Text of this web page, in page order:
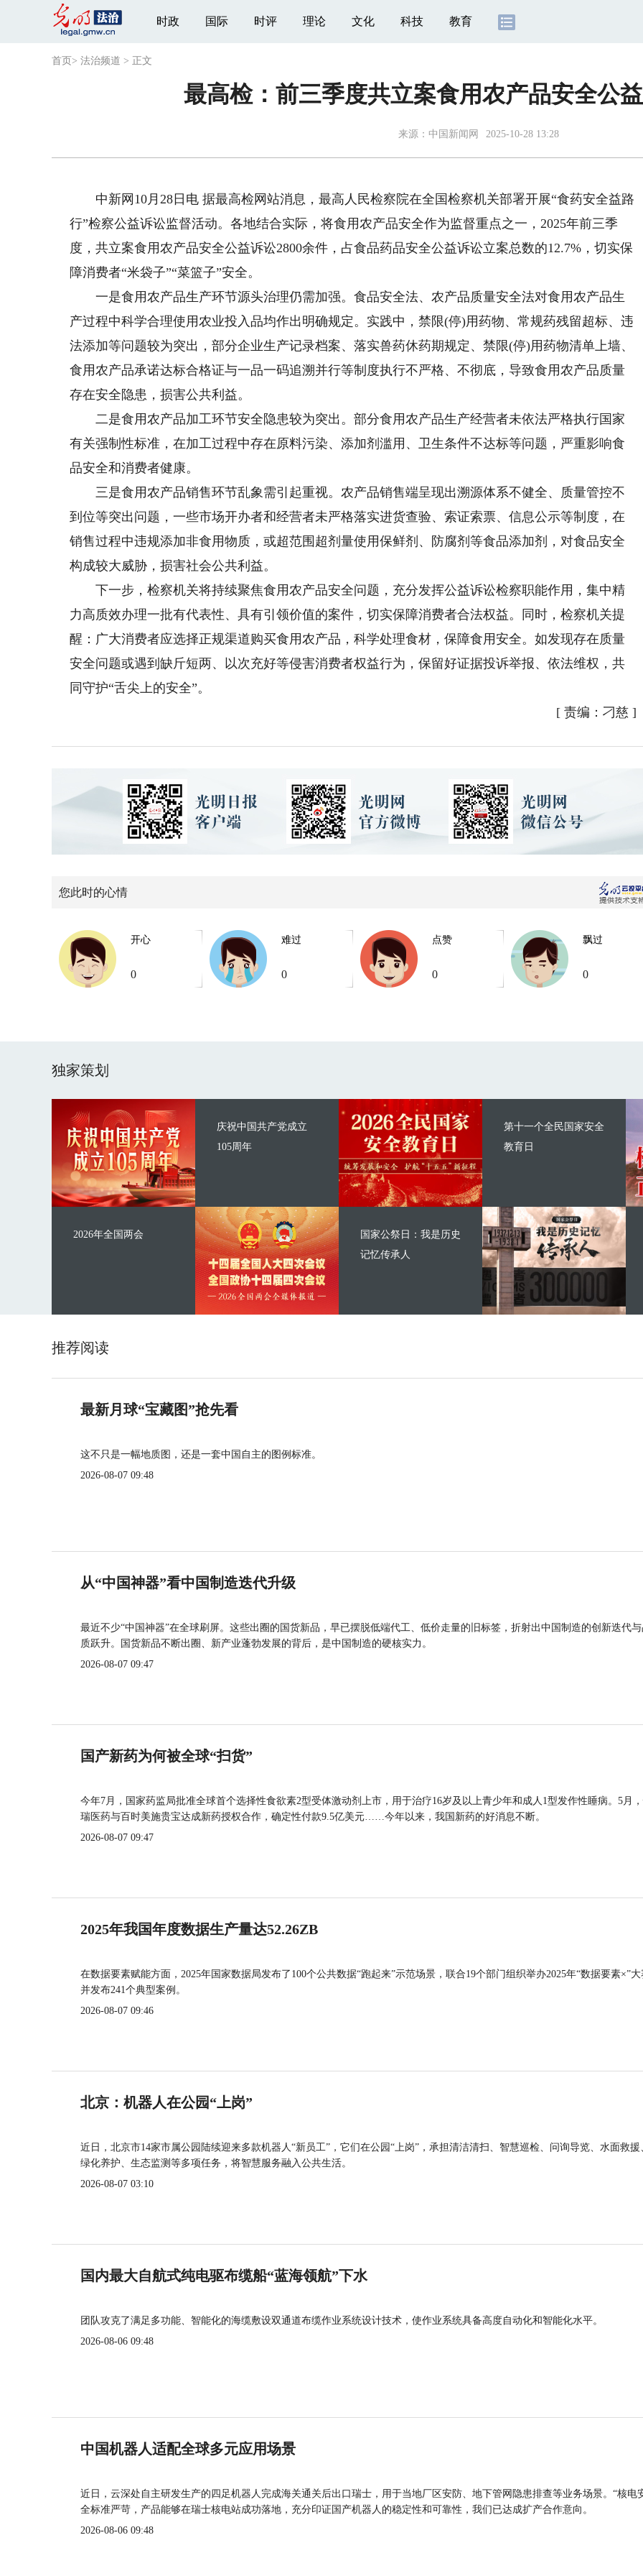
时政 国际 时评 理论 文化 科技 教育
首页 > 法治频道 > 正文
最高检：前三季度共立案食用农产品安全公
来源： 中国新闻网 2025-10-28 13:28
中新网10月28日电 据最高检网站消息，最高人民检察院在全国检察机关部署开展“食药安全益路
行”检察公益诉讼监督活动。各地结合实际，将食用农产品安全作为监督重点之一，2025年前三季
度，共立案食用农产品安全公益诉讼2800余件，占食品药品安全公益诉讼立案总数的12.7%，切实保
障消费者“米袋子”“菜篮子”安全。
一是食用农产品生产环节源头治理仍需加强。食品安全法、农产品质量安全法对食用农产品生
产过程中科学合理使用农业投入品均作出明确规定。实践中，禁限(停)用药物、常规药残留超标、违
法添加等问题较为突出，部分企业生产记录档案、落实兽药休药期规定、禁限(停)用药物清单上墙、
食用农产品承诺达标合格证与一品一码追溯并行等制度执行不严格、不彻底，导致食用农产品质量
存在安全隐患，损害公共利益。
二是食用农产品加工环节安全隐患较为突出。部分食用农产品生产经营者未依法严格执行国家
有关强制性标准，在加工过程中存在原料污染、添加剂滥用、卫生条件不达标等问题，严重影响食
品安全和消费者健康。
三是食用农产品销售环节乱象需引起重视。农产品销售端呈现出溯源体系不健全、质量管控不
到位等突出问题，一些市场开办者和经营者未严格落实进货查验、索证索票、信息公示等制度，在
销售过程中违规添加非食用物质，或超范围超剂量使用保鲜剂、防腐剂等食品添加剂，对食品安全
构成较大威胁，损害社会公共利益。
下一步，检察机关将持续聚焦食用农产品安全问题，充分发挥公益诉讼检察职能作用，集中精
力高质效办理一批有代表性、具有引领价值的案件，切实保障消费者合法权益。同时，检察机关提
醒：广大消费者应选择正规渠道购买食用农产品，科学处理食材，保障食用安全。如发现存在质量
安全问题或遇到缺斤短两、以次充好等侵害消费者权益行为，保留好证据投诉举报、依法维权，共
同守护“舌尖上的安全”。
[ 责编：刁慈 ]
您此时的心情
开心
0
难过
0
点赞
0
飘过
0
独家策划
庆祝中国共产党成立
105周年
2026年全国两会
第十一个全民国家安全
教育日
国家公祭日：我是历史
记忆传承人
推荐阅读
最新月球“宝藏图”抢先看
这不只是一幅地质图，还是一套中国自主的图例标准。
2026-08-07 09:48
从“中国神器”看中国制造迭代升级
最近不少“中国神器”在全球刷屏。这些出圈的国货新品，早已摆脱低端代工、低价走量的旧标签，折射出中国制造的创新迭代
质跃升。国货新品不断出圈、新产业蓬勃发展的背后，是中国制造的硬核实力。
2026-08-07 09:47
国产新药为何被全球“扫货”
今年7月，国家药监局批准全球首个选择性食欲素2型受体激动剂上市，用于治疗16岁及以上青少年和成人1型发作性睡病。5月
瑞医药与百时美施贵宝达成新药授权合作，确定性付款9.5亿美元……今年以来，我国新药的好消息不断。
2026-08-07 09:47
2025年我国年度数据生产量达52.26ZB
在数据要素赋能方面，2025年国家数据局发布了100个公共数据“跑起来”示范场景，联合19个部门组织举办2025年“数据要素×”大
并发布241个典型案例。
2026-08-07 09:46
北京：机器人在公园“上岗”
近日，北京市14家市属公园陆续迎来多款机器人“新员工”，它们在公园“上岗”，承担清洁清扫、智慧巡检、问询导览、水面救援
绿化养护、生态监测等多项任务，将智慧服务融入公共生活。
2026-08-07 03:10
国内最大自航式纯电驱布缆船“蓝海领航”下水
团队攻克了满足多功能、智能化的海缆敷设双通道布缆作业系统设计技术，使作业系统具备高度自动化和智能化水平。
2026-08-06 09:48
中国机器人适配全球多元应用场景
近日，云深处自主研发生产的四足机器人完成海关通关后出口瑞士，用于当地厂区安防、地下管网隐患排查等业务场景。“核电
全标准严苛，产品能够在瑞士核电站成功落地，充分印证国产机器人的稳定性和可靠性，我们已达成扩产合作意向。
2026-08-06 09:48